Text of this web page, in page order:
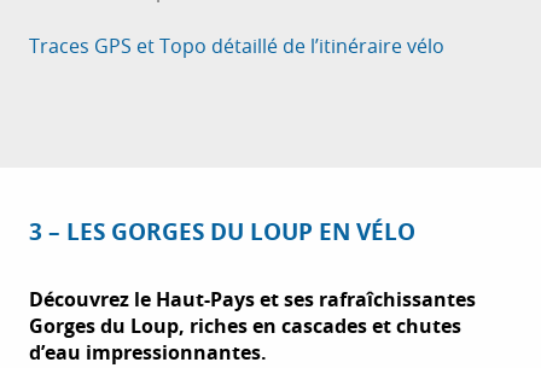
Traces GPS et Topo détaillé de l’itinéraire vélo
3 – LES GORGES DU LOUP EN VÉLO
Découvrez le Haut-Pays et ses rafraîchissantes
Gorges du Loup, riches en cascades et chutes
d’eau impressionnantes.